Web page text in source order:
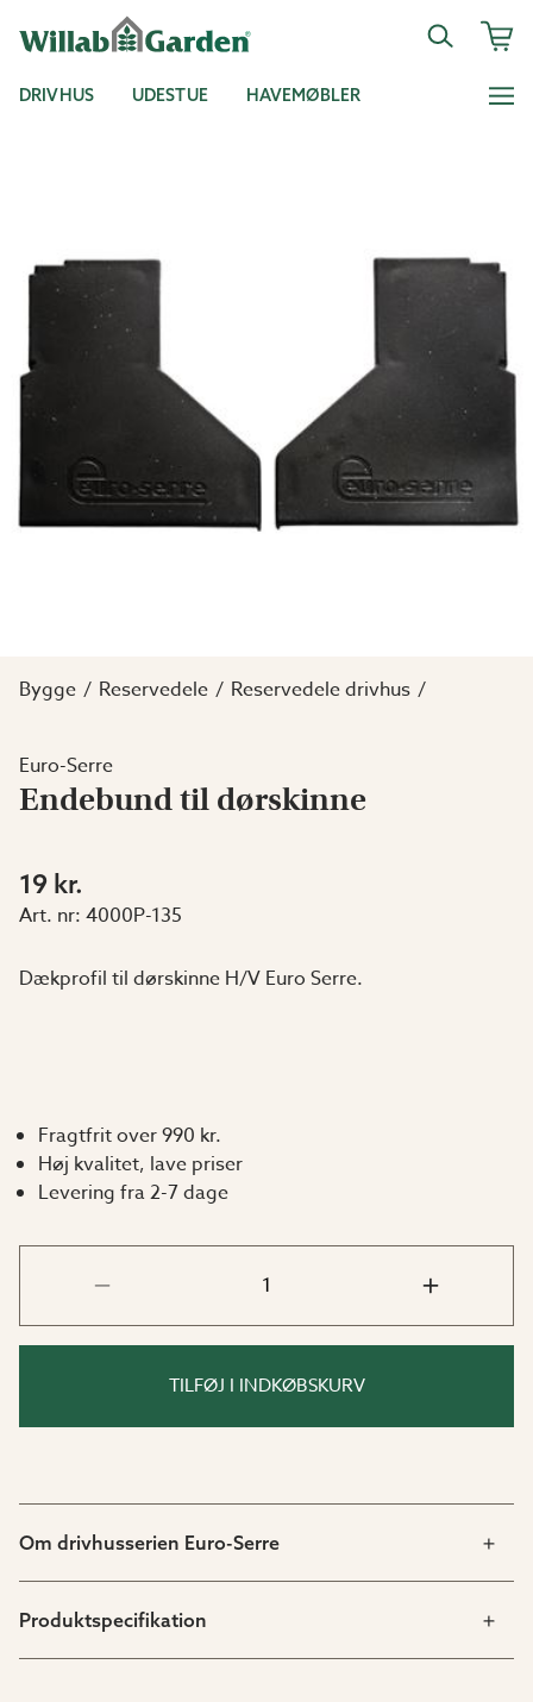
DRIVHUS UDESTUE HAVEMØBLER
Bygge Reservedele Reservedele drivhus
Euro-Serre
Endebund til dørskinne
19 kr.
Art. nr: 4000P-135
Dækprofil til dørskinne H/V Euro Serre.
Fragtfrit over 990 kr.
Høj kvalitet, lave priser
Levering fra 2-7 dage
TILFØJ I INDKØBSKURV
Om drivhusserien Euro-Serre
Produktspecifikation